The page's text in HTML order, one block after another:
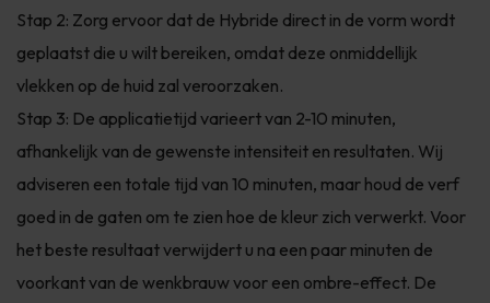
Stap 2: Zorg ervoor dat de Hybride direct in de vorm wordt
geplaatst die u wilt bereiken, omdat deze onmiddellijk
vlekken op de huid zal veroorzaken.
Stap 3: De applicatietijd varieert van 2-10 minuten,
afhankelijk van de gewenste intensiteit en resultaten. Wij
adviseren een totale tijd van 10 minuten, maar houd de verf
goed in de gaten om te zien hoe de kleur zich verwerkt. Voor
het beste resultaat verwijdert u na een paar minuten de
voorkant van de wenkbrauw voor een ombre-effect. De